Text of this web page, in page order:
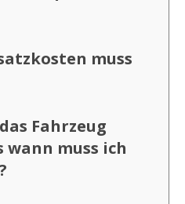
muss
Fahrzeug
wann muss ich